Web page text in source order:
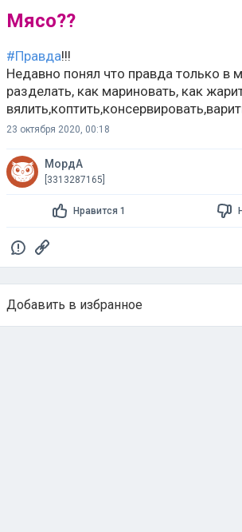
Мясо??
#Правда!!!
Недавно понял что правда только в
разделать, как мариновать, как
23 октября 2020, 00:18
МордА
[3313287165]
Нравится 1
Добавить в избранное
Тема в избранном